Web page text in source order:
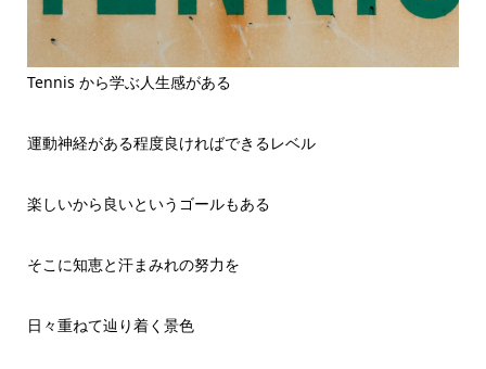
Tennis から学ぶ人生感がある
運動神経がある程度良ければできるレベル
楽しいから良いというゴールもある
そこに知恵と汗まみれの努力を
日々重ねて辿り着く景色